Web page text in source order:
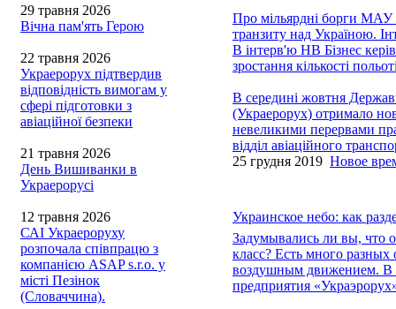
29 травня 2026
Вічна пам'ять Герою
22 травня 2026
Украерорух підтвердив
відповідність вимогам у
сфері підготовки з
авіаційної безпеки
21 травня 2026
День Вишиванки в
Украерорусі
12 травня 2026
САІ Украероруху
розпочала співпрацю з
компанією ASAP s.r.o. у
місті Пезінок
(Словаччина).
Про мільярдні борги МАУ
транзиту над Україною.
В інтерв'ю НВ Бізнес
зростання кількості
В середині жовтня
(Украерорух) отримало
невеликими перервами
відділ авіаційного
25 грудня 2019 Новое
Украинское небо: как
Задумывались ли вы, что
класс? Есть много разных
воздушным движением. В
предприятия